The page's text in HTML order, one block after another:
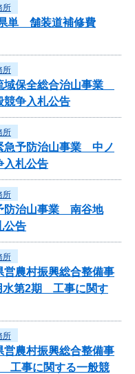
所
単 舗装道補修費
所
域保全総合治山事業
争入札公告
所
急予防治山事業 中ノ
札公告
所
防治山事業 南谷地
公告
所
農村振興総合整備事
第2期 工事に関す
所
農村振興総合整備事
事に関する一般競